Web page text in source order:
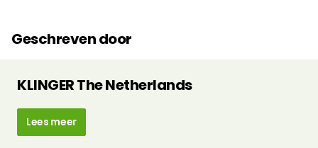
Geschreven door
KLINGER The Netherlands
Lees meer